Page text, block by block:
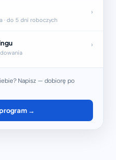
· do 5 dni roboczych
›
›
Napisz — dobiorę po
→